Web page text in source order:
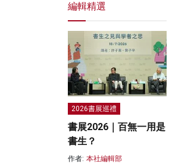
編輯精選
2026書展巡禮
書展2026｜百無一用是
書生？
作者: 本社編輯部